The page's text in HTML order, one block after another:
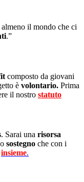
il mondo che ci
.”
composto da giovani
è volontario. Prima
il nostro statuto
. Sarai una risorsa
sostegno che con i
insieme.